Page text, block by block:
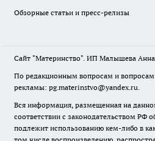
Обзорные статьи и пресс-релизы
Сайт "Материнство". ИП Малышева
По редакционным вопросам и вопросам
рекламы: pg.materinstvo@yandex.ru.
Вся информация, размещенная на
соответствии с законодательством РФ
подлежит использованию кем-либо в